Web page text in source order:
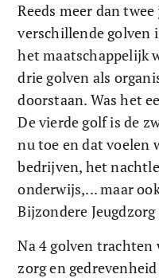
Reeds meer dan
verschillende golven
het maatschappelijk
drie golven als
doorstaan. Was het
De vierde golf is de
nu toe en dat voelen
bedrijven, het
onderwijs,... maar
Bijzondere
Na 4 golven trachten
zorg en